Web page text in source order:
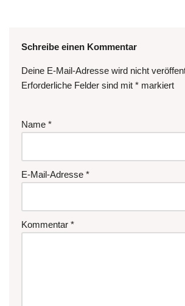
Schreibe einen Kommentar
Deine E-Mail-Adresse wird nicht
Erforderliche Felder sind mit * markiert
Name *
E-Mail-Adresse *
Kommentar *